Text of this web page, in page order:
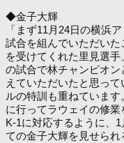
◆金子大輝
「まず11月24日の横浜
試合を組んでいただい
を受けてくれた里見選
の試合で林チャンピオ
えていただいたと思っ
ルの特訓も重ねていま
に行ってラウェイの修
K-1に対応するように、
ての金子大輝を見せられ